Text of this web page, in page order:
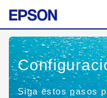
Siga estos pasos